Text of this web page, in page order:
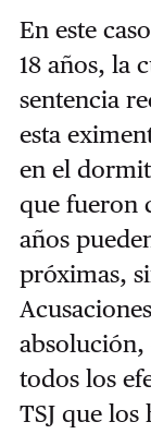
En este
18 años, la
sentencia
esta
en el
que fueron
años
próximas,
todos los
TSJ que